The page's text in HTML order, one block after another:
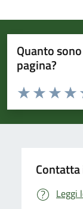
Quanto
pagina?
Valuta da 1 a 5
Valuta
Valuta 2
Valuta 1 stelle
Leggi